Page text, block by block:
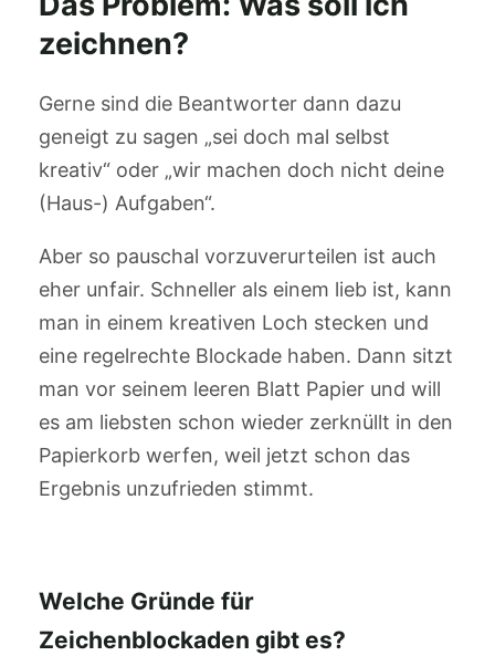
zeichnen?
Gerne sind die Beantworter dann dazu
geneigt zu sagen „sei doch mal selbst
kreativ“ oder „wir machen doch nicht deine
(Haus-) Aufgaben“.
Aber so pauschal vorzuverurteilen ist auch
eher unfair. Schneller als einem lieb ist, kann
man in einem kreativen Loch stecken und
eine regelrechte Blockade haben. Dann sitzt
man vor seinem leeren Blatt Papier und will
es am liebsten schon wieder zerknüllt in den
Papierkorb werfen, weil jetzt schon das
Ergebnis unzufrieden stimmt.
Welche Gründe für
Zeichenblockaden gibt es?